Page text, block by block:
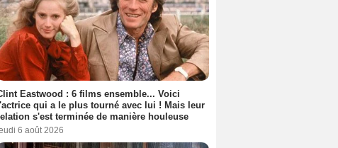
Eastwood : 6 films ensemble... Voici
l'actrice qui a le plus tourné avec lui ! Mais leur
s'est terminée de manière houleuse
6 août 2026